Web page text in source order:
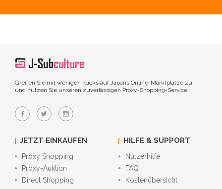
Greifen Sie mit wenigen Klicks auf Japans Online-Marktplätze zu
und nutzen Sie unseren zuverlässigen Proxy-Shopping-Service.
JETZT EINKAUFEN
Proxy Shopping
Proxy-Auktion
Direct Shopping
HILFE & SUPPORT
Nutzerhilfe
FAQ
Kostenübersicht